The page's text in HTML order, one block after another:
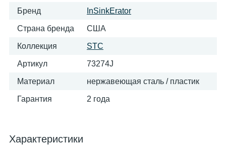
Бренд InSinkErator
Страна бренда США
Коллекция STC
Артикул 73274J
Материал нержавеющая сталь / пластик
Гарантия 2 года
Характеристики